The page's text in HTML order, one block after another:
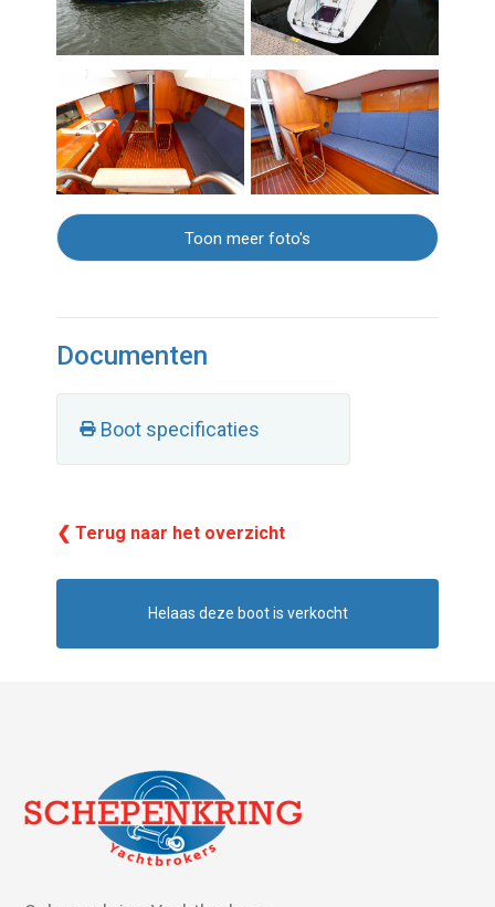
Toon meer foto's
Documenten
Boot specificaties
❮ Terug naar het overzicht
Helaas deze boot is verkocht